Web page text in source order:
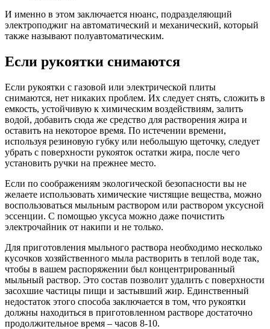
И именно в этом заключается нюанс, подразделяющий
электроподжиг на автоматический и механический, который
также называют полуавтоматическим.
Если рукоятки снимаются
Если рукоятки с газовой или электрической плиты
снимаются, нет никаких проблем. Их следует снять, сложить в
емкость, устойчивую к химическим воздействиям, залить
водой, добавить сюда же средство для растворения жира и
оставить на некоторое время. По истечении времени,
используя резиновую губку или небольшую щеточку, следует
убрать с поверхности рукояток остатки жира, после чего
установить ручки на прежнее место.
Если по соображениям экологической безопасности вы не
желаете использовать химические чистящие вещества, можно
воспользоваться мыльным раствором или раствором уксусной
эссенции. С помощью уксуса можно даже почистить
электрочайник от накипи и не только.
Для приготовления мыльного раствора необходимо несколько
кусочков хозяйственного мыла растворить в теплой воде так,
чтобы в вашем распоряжении был концентрированный
мыльный раствор. Это состав позволит удалить с поверхности
засохшие частицы пищи и застывший жир. Единственный
недостаток этого способа заключается в том, что рукоятки
должны находиться в приготовленном растворе достаточно
продолжительное время – часов 8-10.